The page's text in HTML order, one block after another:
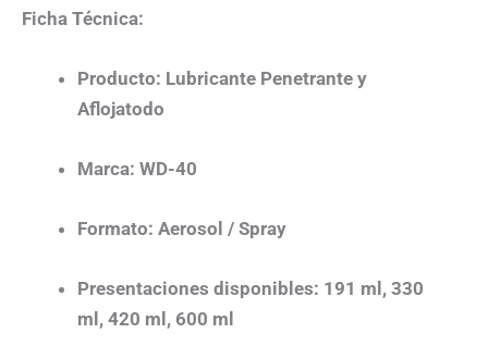
Ficha Técnica:
Producto: Lubricante Penetrante y
Aflojatodo
Marca: WD-40
Formato: Aerosol / Spray
Presentaciones disponibles: 191 ml, 330
ml, 420 ml, 600 ml